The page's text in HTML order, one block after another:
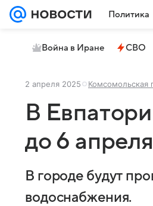
Политика
Война в Иране СВО
2 апреля 2025 Комсомольская
В
до 6 апреля
В городе будут
водоснабжения.